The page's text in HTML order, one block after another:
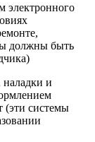
электронного
должны быть
наладки и
(эти системы